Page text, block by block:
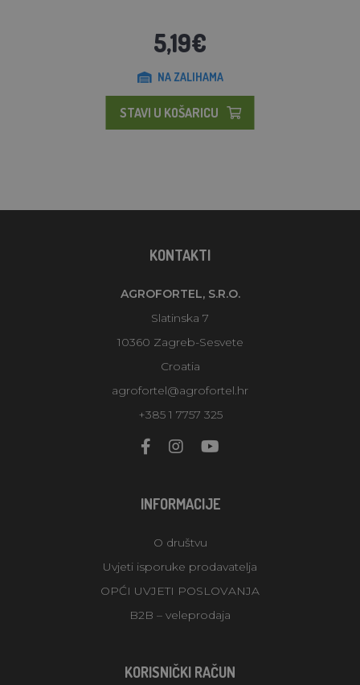
5,19€
NA ZALIHAMA
STAVI U KOŠARICU
KONTAKTI
AGROFORTEL, S.R.O.
Slatinska 7
10360 Zagreb-Sesvete
Croatia
agrofortel@agrofortel.hr
+385 1 7757 325
INFORMACIJE
O društvu
Uvjeti isporuke prodavatelja
OPĆI UVJETI POSLOVANJA
B2B – veleprodaja
KORISNIČKI RAČUN